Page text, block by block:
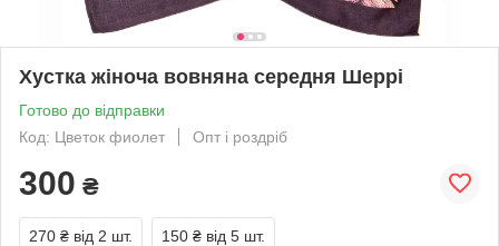
Хустка жіноча вовняна середня Шеррі
Готово до відправки
Код: Цветок фиолет
Опт і роздріб
300 ₴
270 ₴ від 2 шт. 150 ₴ від 5 шт.